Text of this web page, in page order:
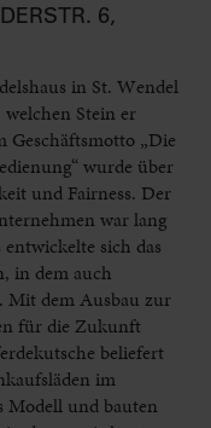
6,
in St. Wendel
Stein er
Geschäftsmotto „Die
wurde über
und Fairness. Der
war lang
sich das
in dem auch
Mit dem Ausbau zur
für die Zukunft
beliefert
im
Modell und bauten